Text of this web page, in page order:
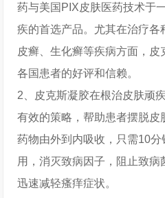
药与美国PIX皮肤医药技术于
疾的首选产品。尤其在治疗
皮癣、生化癣等疾病方面，
各国患者的好评和信赖。
2、皮克斯凝胶在根治皮肤顽
有效的策略，帮助患者摆脱皮
药物由外到内吸收，只需10
用，消灭致病因子，阻止致病
迅速减轻瘙痒症状。